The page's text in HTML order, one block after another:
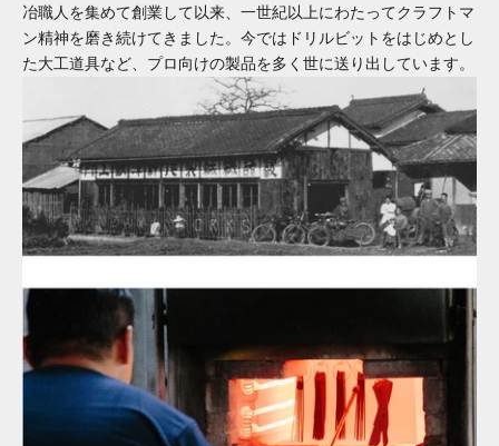
冶職人を集めて創業して以来、一世紀以上にわたってクラフトマ
ン精神を磨き続けてきました。今ではドリルビットをはじめとし
た大工道具など、プロ向けの製品を多く世に送り出しています。